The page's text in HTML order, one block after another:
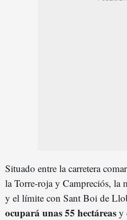
Situado entre la carretera
la Torre‑roja y Campreciós, la
y el límite con Sant Boi de
ocupará unas 55 hectáreas y